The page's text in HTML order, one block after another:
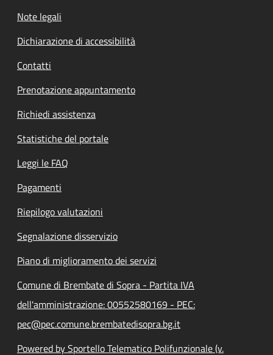
Note legali
Dichiarazione di accessibilità
Contatti
Prenotazione appuntamento
Richiedi assistenza
Statistiche del portale
Leggi le FAQ
Pagamenti
Riepilogo valutazioni
Segnalazione disservizio
Piano di miglioramento dei servizi
Comune di Brembate di Sopra - Partita IVA
dell'amministrazione: 00552580169 - PEC:
pec@pec.comune.brembatedisopra.bg.it
Powered by Sportello Telematico Polifunzionale (v.